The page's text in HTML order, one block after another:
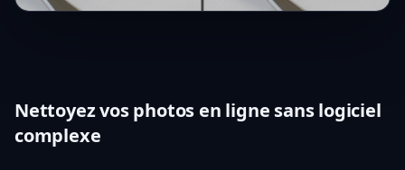
Nettoyez vos photos en ligne sans logiciel
complexe